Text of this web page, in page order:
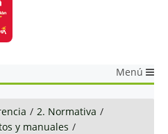
Menú
/ 2. Normativa /
y manuales /